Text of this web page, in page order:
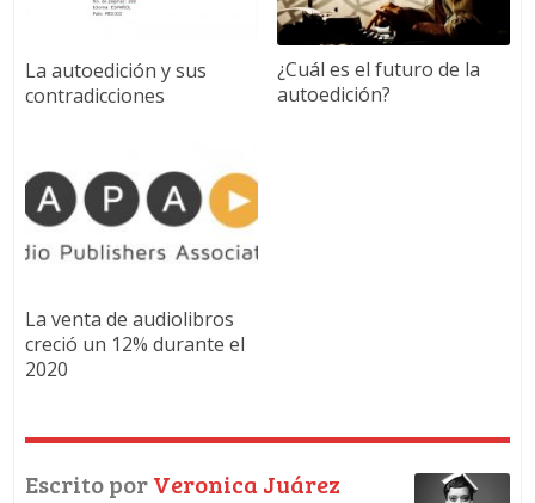
La autoedición y sus
contradicciones
¿Cuál es el futuro de la
autoedición?
La venta de audiolibros
creció un 12% durante el
2020
Escrito porVeronica Juárez